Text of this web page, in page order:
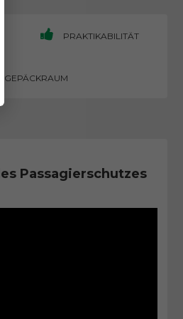
PRAKTIKABILITÄT
GEPÄCKRAUM
Passagierschutzes